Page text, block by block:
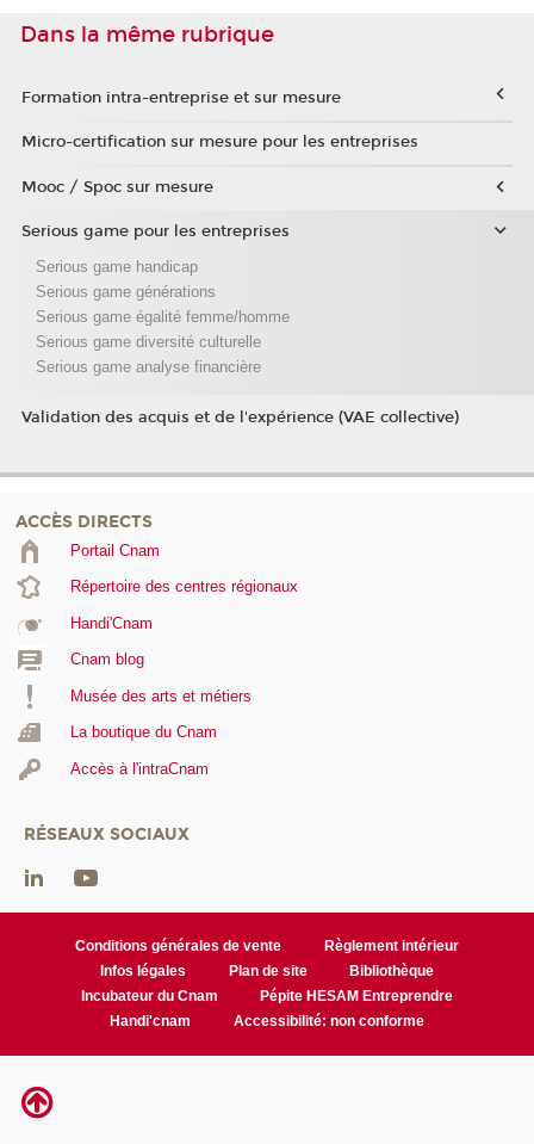
Dans la même rubrique
Formation intra-entreprise et sur mesure
Micro-certification sur mesure pour les entreprises
Mooc / Spoc sur mesure
Serious game pour les entreprises
Serious game handicap
Serious game générations
Serious game égalité femme/homme
Serious game diversité culturelle
Serious game analyse financière
Validation des acquis et de l'expérience (VAE collective)
ACCÈS DIRECTS
Portail Cnam
Répertoire des centres régionaux
Handi'Cnam
Cnam blog
Musée des arts et métiers
La boutique du Cnam
Accès à l'intraCnam
RÉSEAUX SOCIAUX
Conditions générales de vente
Règlement intérieur
Infos légales
Plan de site
Bibliothèque
Incubateur du Cnam
Pépite HESAM Entreprendre
Handi'cnam
Accessibilité: non conforme